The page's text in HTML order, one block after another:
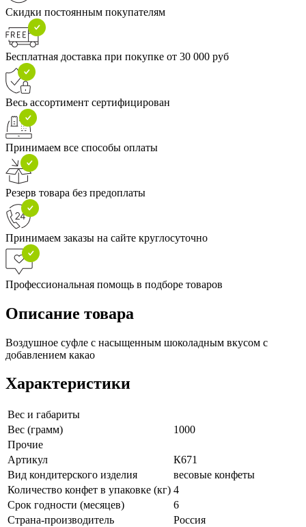
Скидки постоянным покупателям
Бесплатная доставка при покупке от 30 000 руб
Весь ассортимент сертифицирован
Принимаем все способы оплаты
Резерв товара без предоплаты
Принимаем заказы на сайте круглосуточно
Профессиональная помощь в подборе товаров
Описание товара
Воздушное суфле с насыщенным шоколадным вкусом с
добавлением какао
Характеристики
Вес и габариты
Вес (грамм)
1000
Прочие
Артикул
К671
Вид кондитерского изделия
весовые конфеты
Количество конфет в упаковке (кг) 4
Срок годности (месяцев)
6
Страна-производитель
Россия